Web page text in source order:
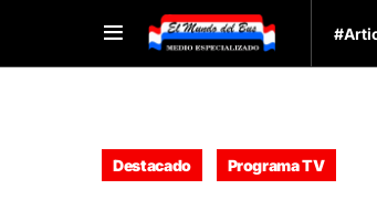
Destacado Programa TV